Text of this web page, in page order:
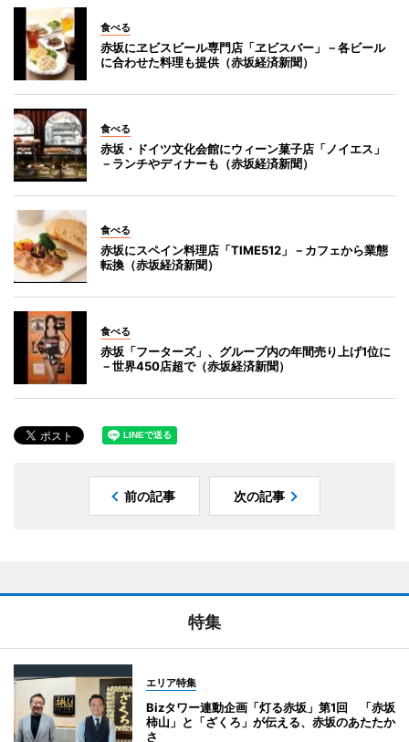
食べる
赤坂にヱビスビール専門店「ヱビスバー」－各ビール
に合わせた料理も提供（赤坂経済新聞）
食べる
赤坂・ドイツ文化会館にウィーン菓子店「ノイエス」
－ランチやディナーも（赤坂経済新聞）
食べる
赤坂にスペイン料理店「TIME512」－カフェから業態
転換（赤坂経済新聞）
食べる
赤坂「フーターズ」、グループ内の年間売り上げ1位に
－世界450店超で（赤坂経済新聞）
前の記事 次の記事
特集
エリア特集
Bizタワー連動企画「灯る赤坂」第1回 「赤坂
柿山」と「ざくろ」が伝える、赤坂のあたたか
さ